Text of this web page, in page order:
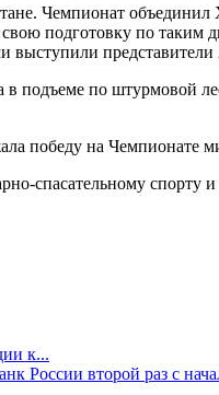
Чемпионат
подготовку по
представители
по штурмовой
победу на Чемпионате
спасательному спорту
к...
России второй раз с